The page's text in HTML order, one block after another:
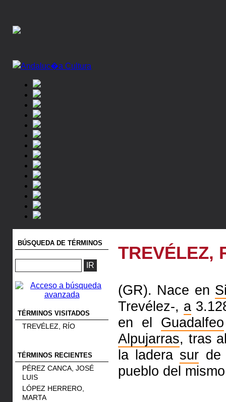
BÚSQUEDA DE TÉRMINOS
TÉRMINOS VISITADOS
TREVÉLEZ, RÍO
TÉRMINOS RECIENTES
PÉREZ CANCA, JOSÉ
LUIS
LÓPEZ HERRERO,
MARTA
TREVÉLEZ,
(GR). Nace en
Trevélez-, a
en el Guadalfeo
Alpujarras, tras
la ladera sur
pueblo del